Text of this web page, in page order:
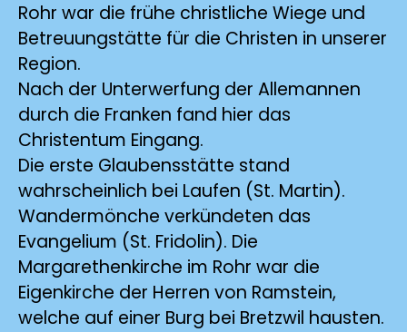
Rohr war die frühe christliche Wiege und
Betreuungstätte für die Christen in unserer
Region.
Nach der Unterwerfung der Allemannen
durch die Franken fand hier das
Christentum Eingang.
Die erste Glaubensstätte stand
wahrscheinlich bei Laufen (St. Martin).
Wandermönche verkündeten das
Evangelium (St. Fridolin). Die
Margarethenkirche im Rohr war die
Eigenkirche der Herren von Ramstein,
welche auf einer Burg bei Bretzwil hausten.